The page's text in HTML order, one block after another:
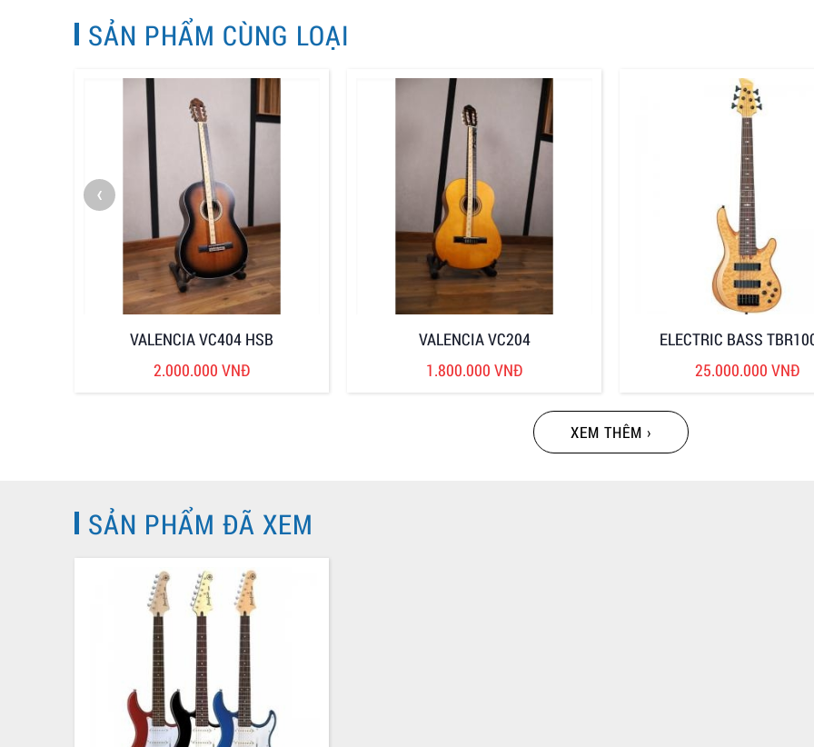
SẢN PHẨM CÙNG LOẠI
VALENCIA VC404 HSB
2.000.000 VNĐ
VALENCIA VC204
1.800.000 VNĐ
ELECTRIC BASS
25.000.000 VNĐ
‹
XEM THÊM ›
SẢN PHẨM ĐÃ XEM